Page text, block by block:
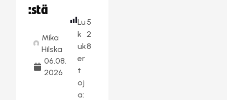
:stä
Mika
Hilska
06.08.
2026
Lu
k
uk
er
t
oj
a:
5
2
8